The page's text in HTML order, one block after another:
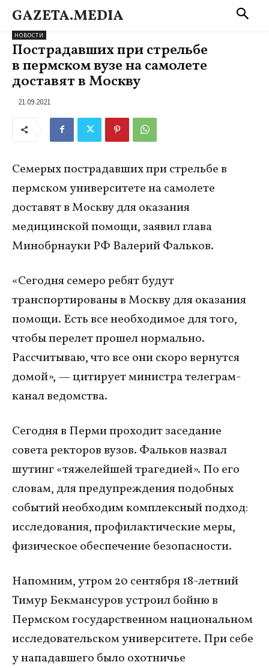
GAZETA.MEDIA
НОВОСТИ
Пострадавших при стрельбе
в пермском вузе на самолете
доставят в Москву
21.09.2021
Семерых пострадавших при стрельбе в
пермском университете на самолете
доставят в Москву для оказания
медицинской помощи, заявил глава
Минобрнауки РФ Валерий Фальков.
«Сегодня семеро ребят будут
транспортированы в Москву для оказания
помощи. Есть все необходимое для того,
чтобы перелет прошел нормально.
Рассчитываю, что все они скоро вернутся
домой», — цитирует министра телеграм-
канал ведомства.
Сегодня в Перми проходит заседание
совета ректоров вузов. Фальков назвал
шутинг «тяжелейшей трагедией». По его
словам, для предупреждения подобных
событий необходим комплексный подход:
исследования, профилактические меры,
физическое обеспечение безопасности.
Напомним, утром 20 сентября 18-летний
Тимур Бекмансуров устроил бойню в
Пермском государственном национальном
исследовательском университете. При себе
у нападавшего было охотничье